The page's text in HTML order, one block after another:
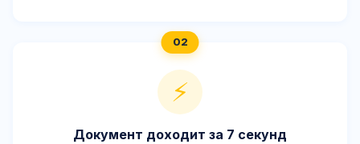
⚡
Документ доходит за 7 секунд